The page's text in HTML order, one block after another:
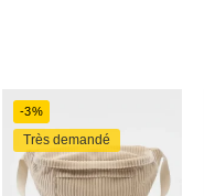
-3%
Très demandé